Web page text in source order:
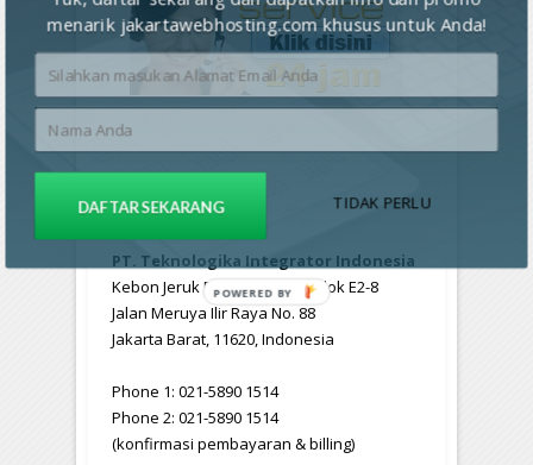
ContactUs
PT. Teknologika Integrator Indonesia
Kebon Jeruk Business Park, Blok E2-8
Jalan Meruya Ilir Raya No. 88
Jakarta Barat, 11620, Indonesia
Phone 1: 021-5890 1514
Phone 2: 021-5890 1514
(konfirmasi pembayaran & billing)
menarik jakartawebhosting.com khusus untuk Anda!
DAFTAR SEKARANG TIDAK PERLU
POWERED
BY